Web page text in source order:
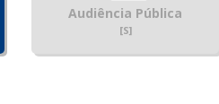
Audiência Pública
[S]